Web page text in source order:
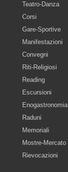
Teatro-Danza
Corsi
Gare-Sportive
Manifestazioni
Convegni
Riti-Religiosi
Reading
Escursioni
Enogastronomia
Raduni
Memoriali
Mostre-Mercato
Rievocazioni